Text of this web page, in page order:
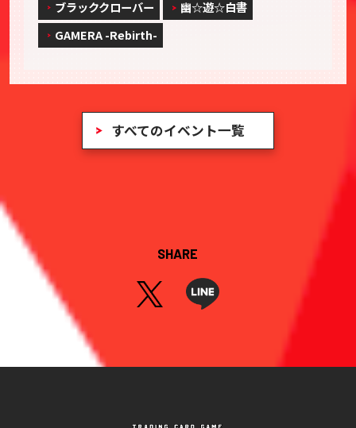
ブラッククローバー
幽☆遊☆白書
GAMERA -Rebirth-
すべてのイベント一覧
SHARE